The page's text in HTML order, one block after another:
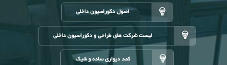
اصول دکوراسیون داخلی
لیست شرکت های طراحی و دکوراسیون داخلی
کمد دیواری ساده و شیک